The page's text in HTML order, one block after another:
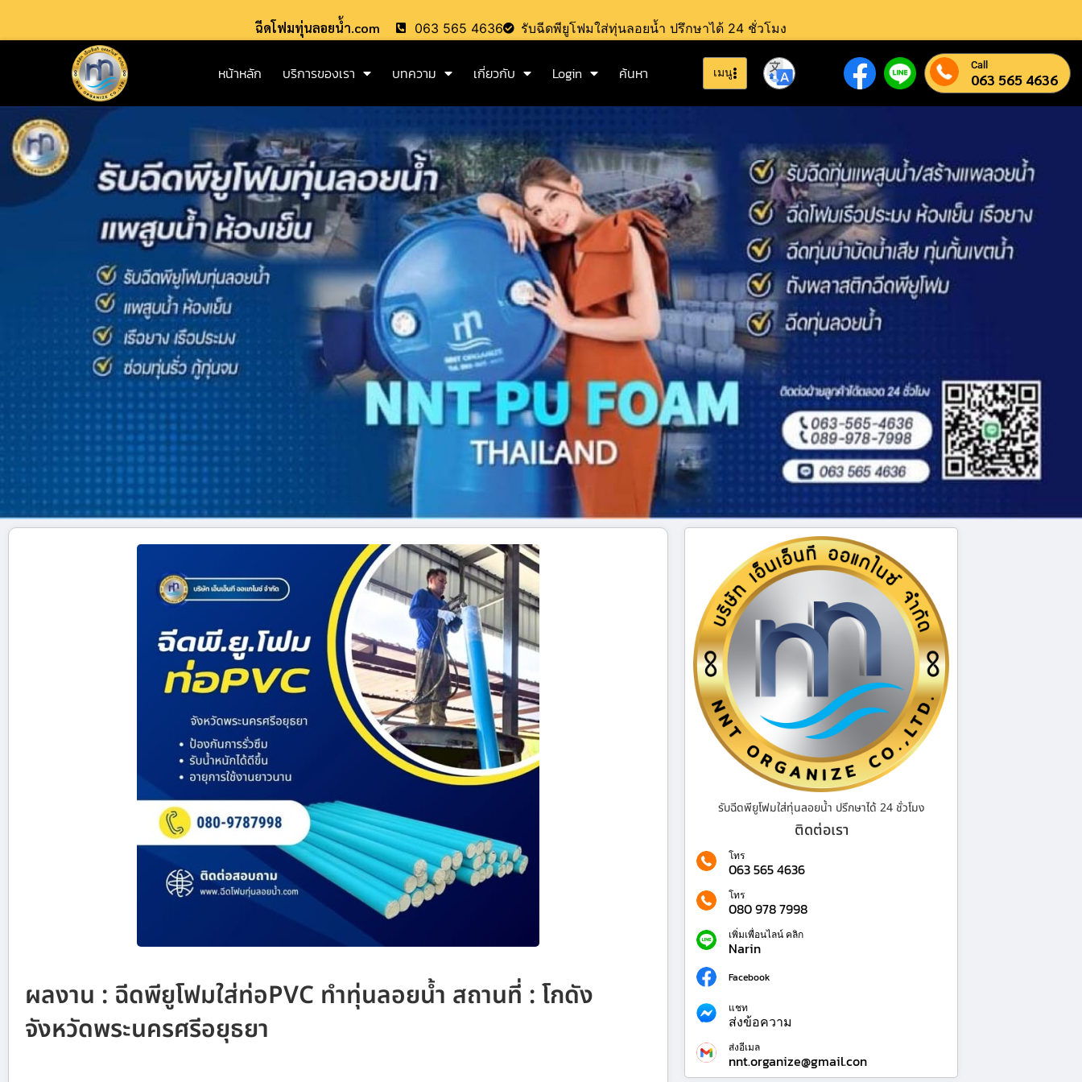
ฉีดโฟมทุ่นลอยน้ำ.com 063 565 4636 รับฉีดพียูโฟมใส่ทุ่นลอยน้ำ ปรึกษาได้ 24 ชั่วโมง
หน้าหลัก บริการของเรา บทความ เกี่ยวกับ Login ค้นหา เมนู Call
063 565 4636
ผลงาน : ฉีดพียูโฟมใส่ท่อPVC ทำทุ่นลอยน้ำ สถานที่ : โกดัง
จังหวัดพระนครศรีอยุธยา
รับฉีดพียูโฟมใส่ทุ่นลอยน้ำ ปรึกษาได้ 24 ชั่วโมง
ติดต่อเรา
โทร
063 565 4636
โทร
080 978 7998
เพิ่มเพื่อนไลน์ คลิก
Narin
Facebook
แชท
ส่งข้อความ
ส่งอีเมล
nnt.organize@gmail.con